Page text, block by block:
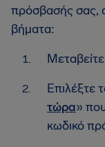
πρόσβασής σας,
βήματα:
Επιλέξτε
τώρα»
κωδικό